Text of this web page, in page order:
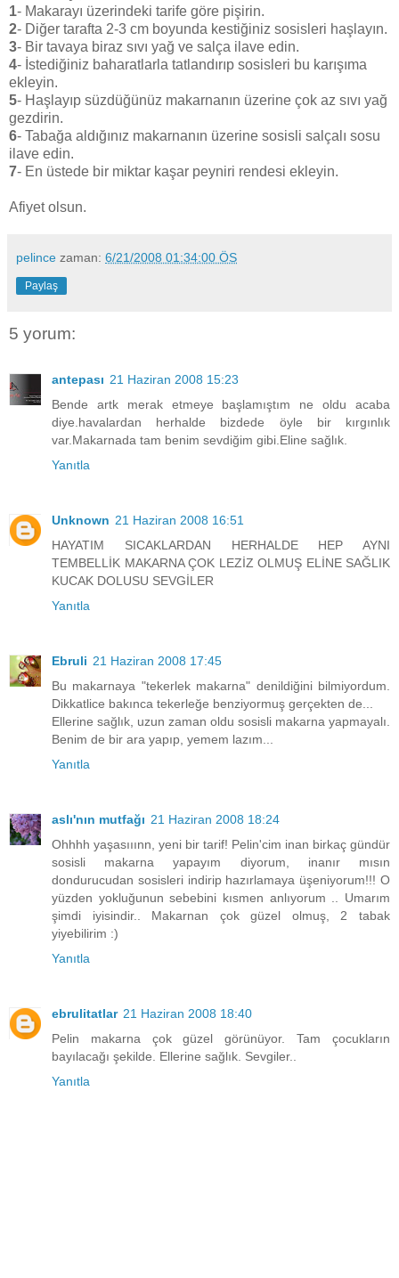
1- Makarayı üzerindeki tarife göre pişirin.
2- Diğer tarafta 2-3 cm boyunda kestiğiniz sosisleri haşlayın.
3- Bir tavaya biraz sıvı yağ ve salça ilave edin.
4- İstediğiniz baharatlarla tatlandırıp sosisleri bu karışıma
ekleyin.
5- Haşlayıp süzdüğünüz makarnanın üzerine çok az sıvı yağ
gezdirin.
6- Tabağa aldığınız makarnanın üzerine sosisli salçalı sosu
ilave edin.
7- En üstede bir miktar kaşar peyniri rendesi ekleyin.
Afiyet olsun.
pelince zaman: 6/21/2008 01:34:00 ÖS
Paylaş
5 yorum:
antepası 21 Haziran 2008 15:23
Bende artk merak etmeye başlamıştım ne oldu acaba
diye.havalardan herhalde bizdede öyle bir kırgınlık
var.Makarnada tam benim sevdiğim gibi.Eline sağlık.
Yanıtla
Unknown 21 Haziran 2008 16:51
HAYATIM SICAKLARDAN HERHALDE HEP AYNI
TEMBELLİK MAKARNA ÇOK LEZİZ OLMUŞ ELİNE SAĞLIK
KUCAK DOLUSU SEVGİLER
Yanıtla
Ebruli 21 Haziran 2008 17:45
Bu makarnaya "tekerlek makarna" denildiğini bilmiyordum.
Dikkatlice bakınca tekerleğe benziyormuş gerçekten de...
Ellerine sağlık, uzun zaman oldu sosisli makarna yapmayalı.
Benim de bir ara yapıp, yemem lazım...
Yanıtla
aslı'nın mutfağı 21 Haziran 2008 18:24
Ohhhh yaşasııınn, yeni bir tarif! Pelin'cim inan birkaç gündür
sosisli makarna yapayım diyorum, inanır mısın
dondurucudan sosisleri indirip hazırlamaya üşeniyorum!!! O
yüzden yokluğunun sebebini kısmen anlıyorum .. Umarım
şimdi iyisindir.. Makarnan çok güzel olmuş, 2 tabak
yiyebilirim :)
Yanıtla
ebrulitatlar 21 Haziran 2008 18:40
Pelin makarna çok güzel görünüyor. Tam çocukların
bayılacağı şekilde. Ellerine sağlık. Sevgiler..
Yanıtla